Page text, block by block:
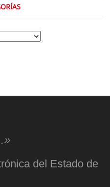
del Estado de